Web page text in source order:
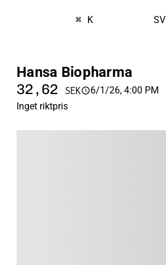
⌘ K SV
Hansa Biopharma
32,62 SEK
6/1/26, 4:00 PM
Inget riktpris